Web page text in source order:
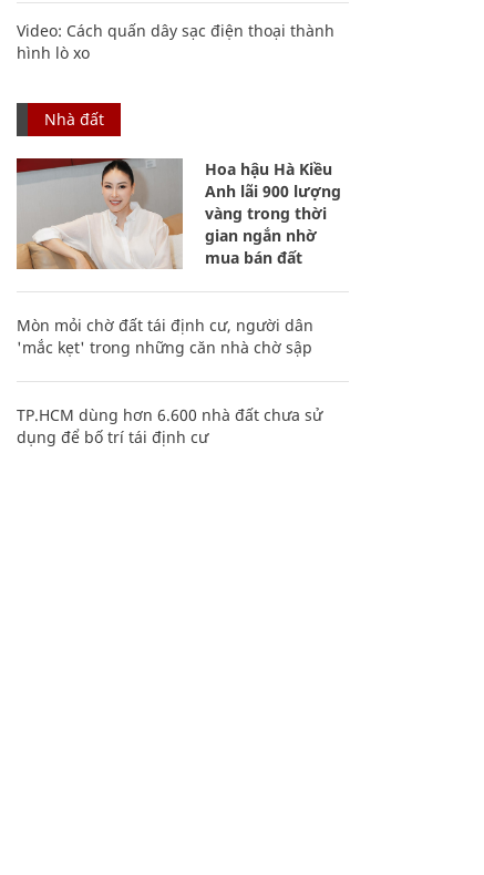
Video: Cách quấn dây sạc điện thoại thành
hình lò xo
Nhà đất
Hoa hậu Hà Kiều
Anh lãi 900 lượng
vàng trong thời
gian ngắn nhờ
mua bán đất
Mòn mỏi chờ đất tái định cư, người dân
'mắc kẹt' trong những căn nhà chờ sập
TP.HCM dùng hơn 6.600 nhà đất chưa sử
dụng để bố trí tái định cư